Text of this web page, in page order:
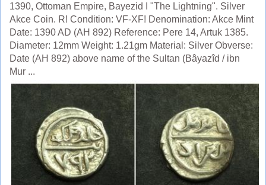
1390, Ottoman Empire, Bayezid I "The Lightning". Silver
Akce Coin. R! Condition: VF-XF! Denomination: Akce Mint
Date: 1390 AD (AH 892) Reference: Pere 14, Artuk 1385.
Diameter: 12mm Weight: 1.21gm Material: Silver Obverse:
Date (AH 892) above name of the Sultan (Bâyazîd / ibn
Mur ...